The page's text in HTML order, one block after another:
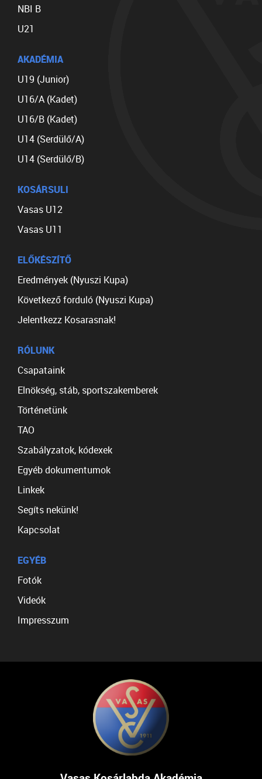
NBI B
U21
AKADÉMIA
U19 (Junior)
U16/A (Kadet)
U16/B (Kadet)
U14 (Serdülő/A)
U14 (Serdülő/B)
KOSÁRSULI
Vasas U12
Vasas U11
ELŐKÉSZÍTŐ
Eredmények (Nyuszi Kupa)
Következő forduló (Nyuszi Kupa)
Jelentkezz Kosarasnak!
RÓLUNK
Csapataink
Elnökség, stáb, sportszakemberek
Történetünk
TAO
Szabályzatok, kódexek
Egyéb dokumentumok
Linkek
Segíts nekünk!
Kapcsolat
EGYÉB
Fotók
Videók
Impresszum